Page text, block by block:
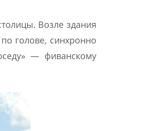
Возле здания
голове, синхронно
— фиванскому